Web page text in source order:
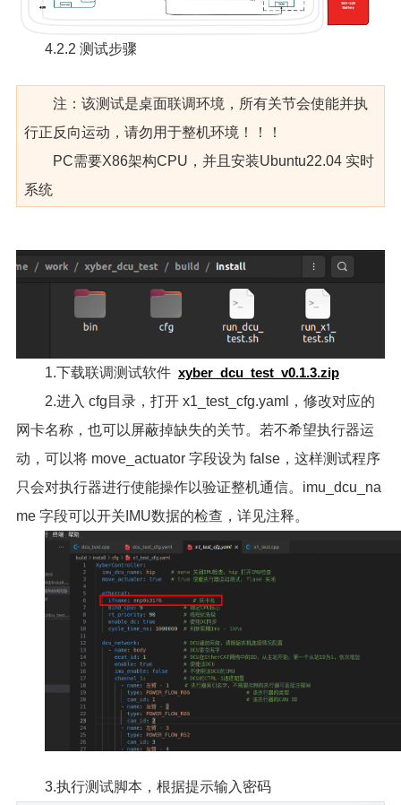
4.2.2 测试步骤
注：该测试是桌面联调环境，所有关节会使能并执
行正反向运动，请勿用于整机环境！！！
PC需要X86架构CPU，并且安装Ubuntu22.04 实时
系统
1.下载联调测试软件 xyber_dcu_test_v0.1.3.zip
2.进入 cfg目录，打开 x1_test_cfg.yaml，修改对应的
网卡名称，也可以屏蔽掉缺失的关节。若不希望执行器运
动，可以将 move_actuator 字段设为 false，这样测试程序
只会对执行器进行使能操作以验证整机通信。imu_dcu_na
me 字段可以开关IMU数据的检查，详见注释。
3.执行测试脚本，根据提示输入密码